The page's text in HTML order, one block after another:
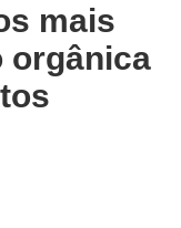
mais
orgânica